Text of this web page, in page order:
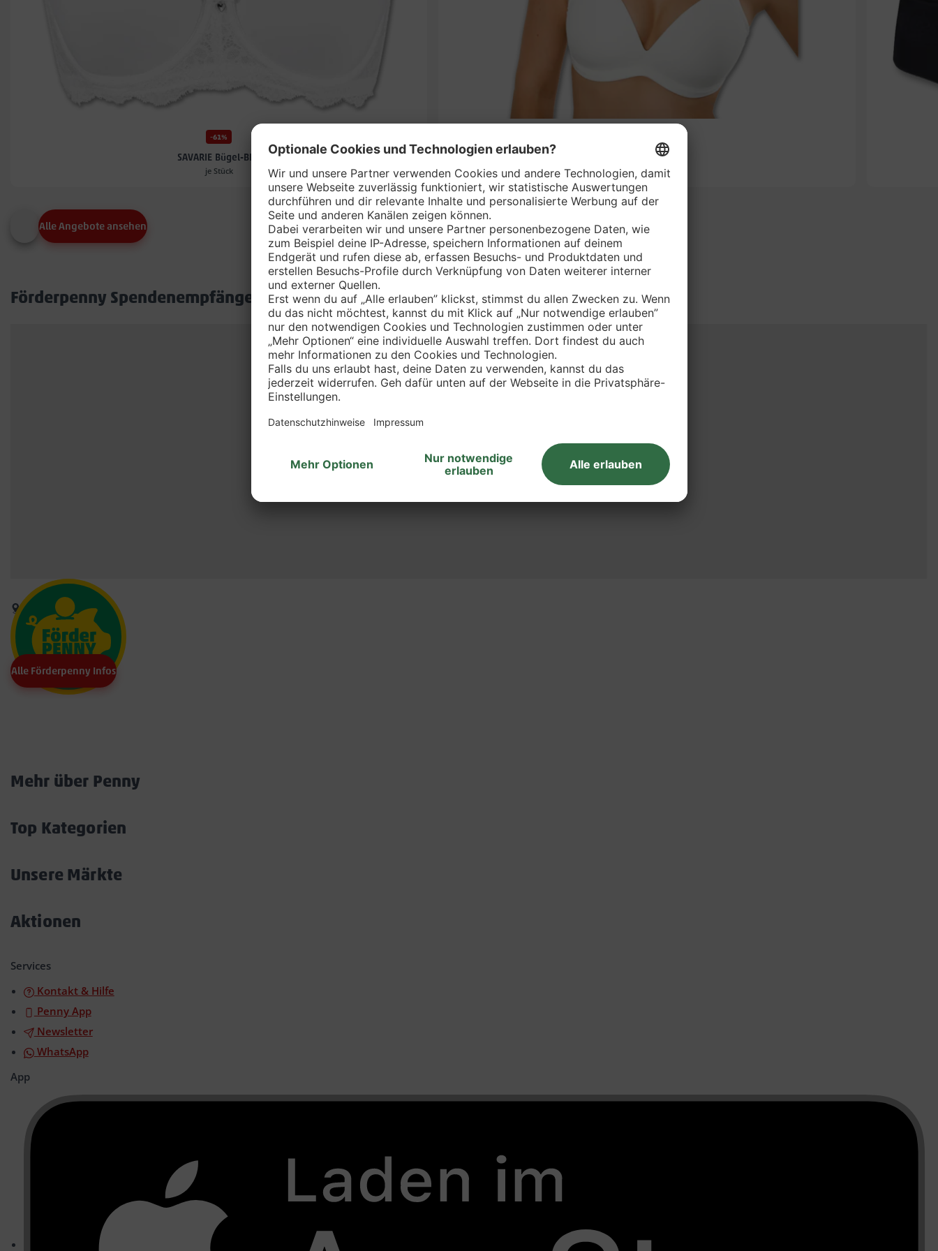
-61%
SAVARIE Bügel-BH*
je Stück
SAVARIE BH*
je Stück
Alle Angebote ansehen
Förderpenny Spendenempfänger in deinem Markt
Alle Förderpenny Infos
Mehr über Penny
Top Kategorien
Unsere Märkte
Aktionen
Services
Kontakt & Hilfe
Penny App
Newsletter
WhatsApp
App